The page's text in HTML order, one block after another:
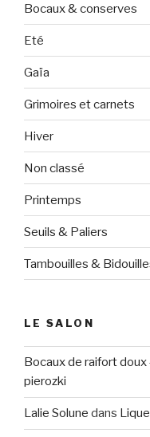
Bocaux & conserves
Eté
Gaïa
Grimoires et carnets
Hiver
Non classé
Printemps
Seuils & Paliers
Tambouilles &
LE SALON
Bocaux de raifort doux
pierozki
Lalie Solune dans